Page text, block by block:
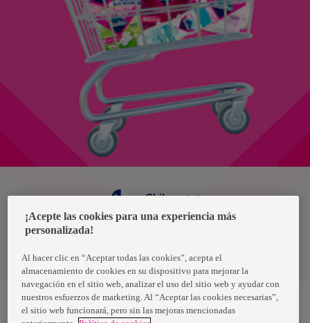
Términos y condiciones
Chile
¡Acepte las cookies para una experiencia más
personalizada!
Al hacer clic en “Aceptar todas las cookies”, acepta el
almacenamiento de cookies en su dispositivo para mejorar la
navegación en el sitio web, analizar el uso del sitio web y ayudar con
nuestros esfuerzos de marketing. Al “Aceptar las cookies necesarias”,
el sitio web funcionará, pero sin las mejoras mencionadas